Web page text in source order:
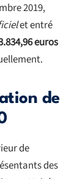
2019,
et entré
euros
de
de
des